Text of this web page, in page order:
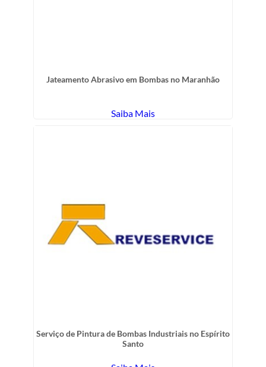
Jateamento Abrasivo em Bombas no Maranhão
Saiba Mais
Serviço de Pintura de Bombas Industriais no Espírito
Santo